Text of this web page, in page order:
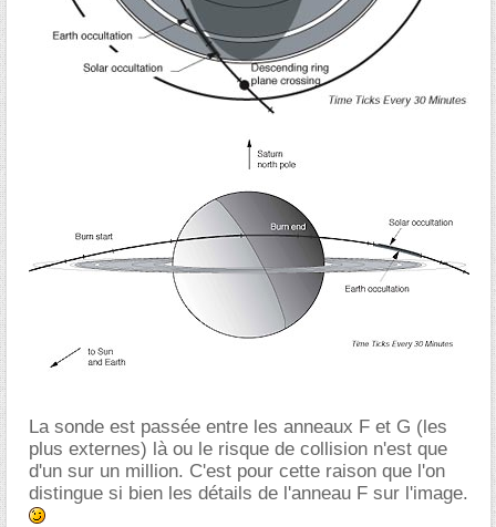
La sonde est passée entre les anneaux F et G (les
plus externes) là ou le risque de collision n'est que
d'un sur un million. C'est pour cette raison que l'on
distingue si bien les détails de l'anneau F sur l'image.